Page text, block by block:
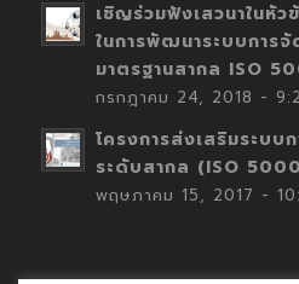
เชิญร่วมฟังเสวนาในหัว
ในการพัฒนาระบบการ
มาตรฐานสากล ISO
กรกฎาคม 24, 2018 -
โครงการส่งเสริมระบบ
ระดับสากล (ISO
พฤษภาคม 15, 2017 -